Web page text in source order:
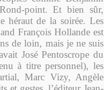
point. Et bien sûr,
héraut de la soirée. Les
François Hollande est
de loin, mais je ne suis
José Pentoscrope du
à titre personnel), les
Marc Vizy, Angèle